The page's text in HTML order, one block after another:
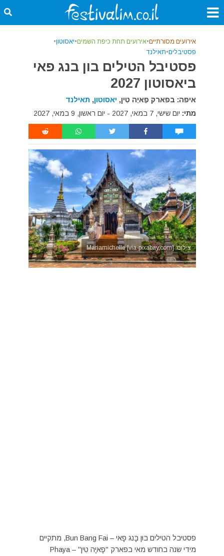
אירועים מסורתיים•אירועים תחת כיפת השמים•יאסוטון•
פסטיבלים•תאילנד
פסטיבל הטילים בון בנג פאי
ביאסוטון 2027
איפה: בפארק פָאיָה טִין, יאסוטון, תאילנד
מתי: יום שישי, 7 במאי, 2027 - יום ראשון, 9 במאי, 2027
צילום: Mariamichelle [via-pixabay.com]
פסטיבל הטילים בּוּן בָּנג פָאי – Bun Bang Fai, מתקיים
מידי שנה בחודש מאי בפארק "פָאיָה טִין" – Phaya